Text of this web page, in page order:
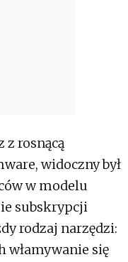
z rosnącą
widoczny był
w modelu
subskrypcji
rodzaj narzędzi:
włamywanie się